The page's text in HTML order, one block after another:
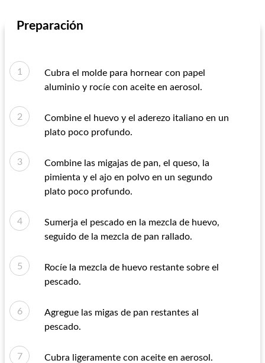
Preparación
Cubra el molde para hornear con papel
aluminio y rocíe con aceite en aerosol.
Combine el huevo y el aderezo italiano en un
plato poco profundo.
Combine las migajas de pan, el queso, la
pimienta y el ajo en polvo en un segundo
plato poco profundo.
Sumerja el pescado en la mezcla de huevo,
seguido de la mezcla de pan rallado.
Rocíe la mezcla de huevo restante sobre el
pescado.
Agregue las migas de pan restantes al
pescado.
Cubra ligeramente con aceite en aerosol.